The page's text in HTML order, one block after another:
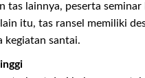
tas lainnya, peserta
itu, tas ransel memiliki
kegiatan santai.